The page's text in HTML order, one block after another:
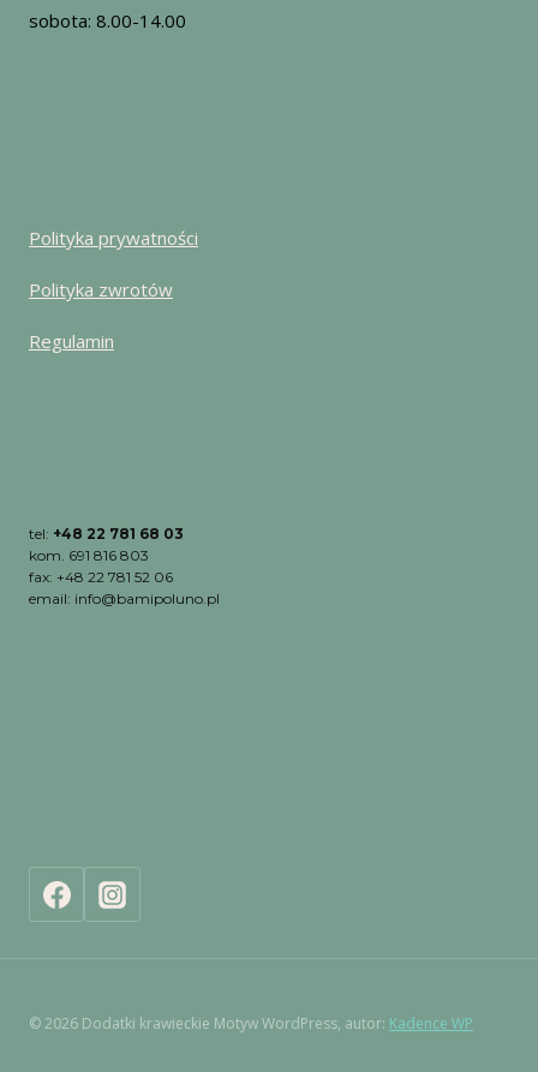
sobota: 8.00-14.00
Polityka prywatności
Polityka zwrotów
Regulamin
tel: +48 22 781 68 03
kom. 691 816 803
fax: +48 22 781 52 06
email: info@bamipoluno.pl
© 2026 Dodatki krawieckie Motyw WordPress, autor: Kadence WP